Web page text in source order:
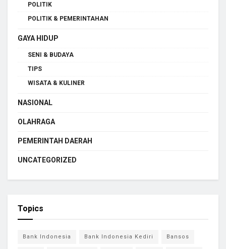
POLITIK
POLITIK & PEMERINTAHAN
GAYA HIDUP
SENI & BUDAYA
TIPS
WISATA & KULINER
NASIONAL
OLAHRAGA
PEMERINTAH DAERAH
UNCATEGORIZED
Topics
Bank Indonesia Bank Indonesia Kediri Bansos